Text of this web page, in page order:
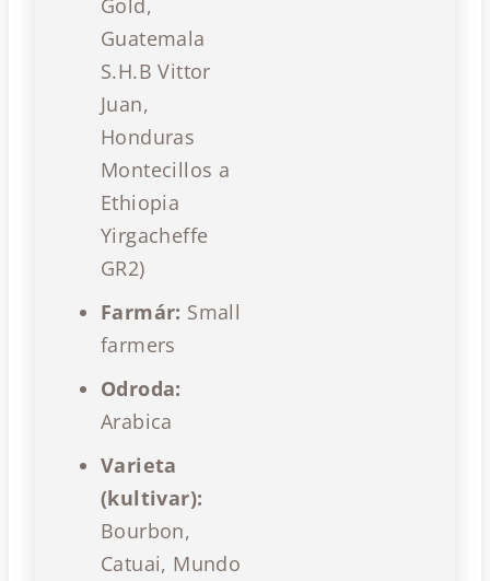
Guatemala
S.H.B Vittor
Juan,
Honduras
Montecillos a
Ethiopia
Yirgacheffe
GR2)
Farmár: Small
farmers
Odroda:
Arabica
Varieta
(kultivar):
Bourbon,
Catuai, Mundo